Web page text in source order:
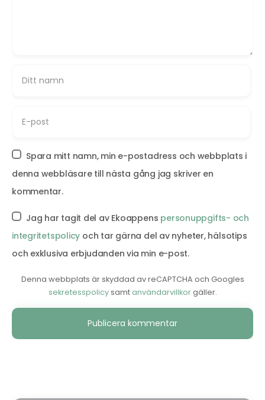
Spara mitt namn, min e-postadress och webbplats i
denna webbläsare till nästa gång jag skriver en
kommentar.
Jag har tagit del av Ekoappens personuppgifts- och
integritetspolicy och tar gärna del av nyheter, hälsotips
och exklusiva erbjudanden via min e-post.
Denna webbplats är skyddad av reCAPTCHA och Googles
sekretesspolicysamtanvändarvillkorgäller.
Alternative: